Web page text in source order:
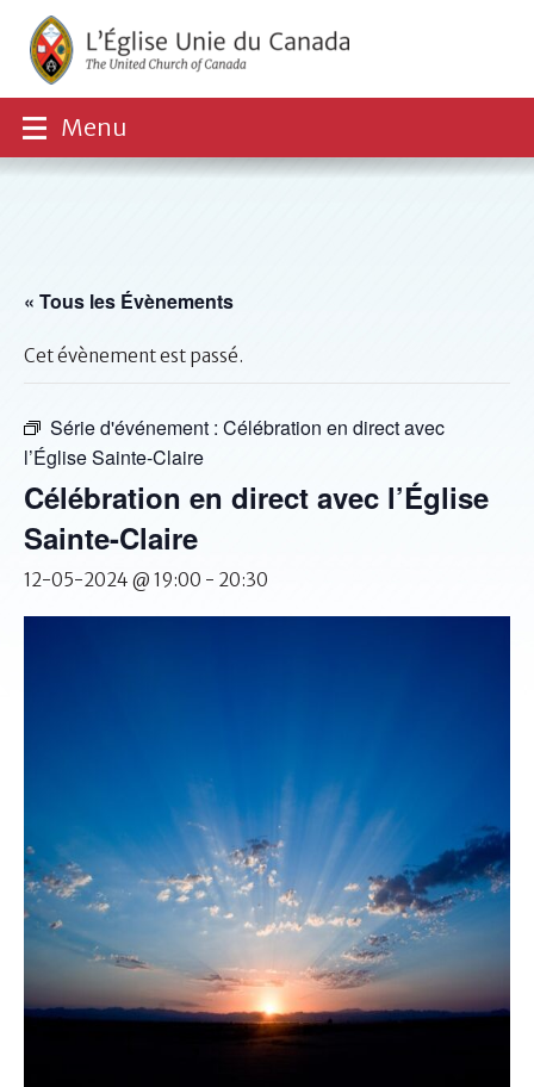
Menu
« Tous les Évènements
Cet évènement est passé.
Série d'événement : Célébration en direct avec
l’Église Sainte-Claire
Célébration en direct avec l’Église
Sainte-Claire
12-05-2024 @ 19:00 - 20:30